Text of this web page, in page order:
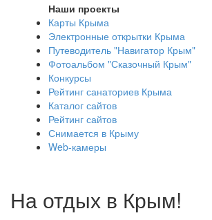
Наши проекты
Карты Крыма
Электронные открытки Крыма
Путеводитель "Навигатор Крым"
Фотоальбом "Сказочный Крым"
Конкурсы
Рейтинг санаториев Крыма
Каталог сайтов
Рейтинг сайтов
Снимается в Крыму
Web-камеры
На отдых в Крым!